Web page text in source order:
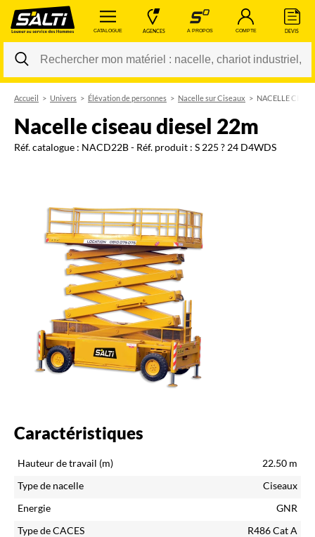
CATALOGUE AGENCES A PROPOS COMPTE DEVIS
Changer
Accueil Univers Élévation de personnes Nacelle sur Ciseaux NACELLE
nacelle ciseau diesel 22m
Réf. catalogue : NACD22B- Réf. produit : S 225 ? 24 D4WDS
Caractéristiques
Hauteur de travail (m) 22.50 m
Type de nacelle
Ciseaux
Energie
GNR
Type de CACES
R486 Cat A